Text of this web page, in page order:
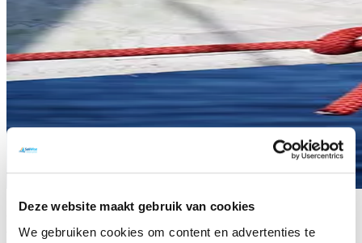
Deze website maakt gebruik van cookies
We gebruiken cookies om content en advertenties te
Buchen & mehr